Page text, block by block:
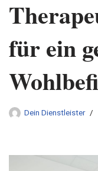
für ein
Dein Dienstleister